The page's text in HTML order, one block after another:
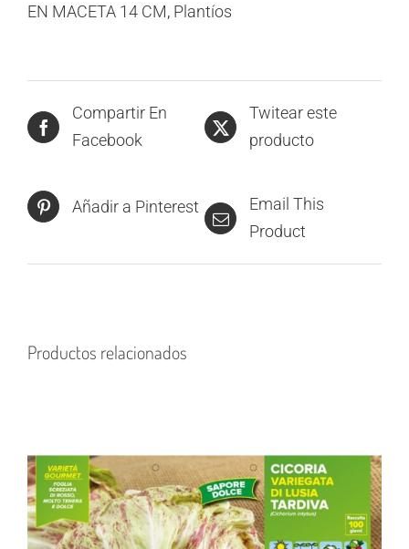
EN MACETA 14 CM, Plantíos
Compartir En
Facebook
Twitear este
producto
Añadir a Pinterest
Email This
Product
Productos relacionados